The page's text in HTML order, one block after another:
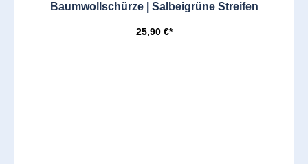
Baumwollschürze | Salbeigrüne Streifen
25,90 €*